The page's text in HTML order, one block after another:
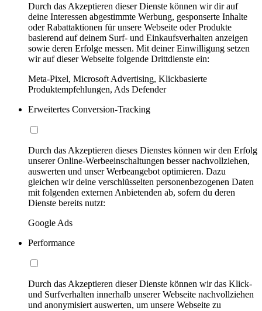
Durch das Akzeptieren dieser Dienste können wir dir auf
deine Interessen abgestimmte Werbung, gesponserte Inhalte
oder Rabattaktionen für unsere Webseite oder Produkte
basierend auf deinem Surf- und Einkaufsverhalten anzeigen
sowie deren Erfolge messen. Mit deiner Einwilligung setzen
wir auf dieser Webseite folgende Drittdienste ein:
Meta-Pixel, Microsoft Advertising, Klickbasierte
Produktempfehlungen, Ads Defender
Erweitertes Conversion-Tracking
Durch das Akzeptieren dieses Dienstes können wir den Erfolg
unserer Online-Werbeeinschaltungen besser nachvollziehen,
auswerten und unser Werbeangebot optimieren. Dazu
gleichen wir deine verschlüsselten personenbezogenen Daten
mit folgenden externen Anbietenden ab, sofern du deren
Dienste bereits nutzt:
Google Ads
Performance
Durch das Akzeptieren dieser Dienste können wir das Klick-
und Surfverhalten innerhalb unserer Webseite nachvollziehen
und anonymisiert auswerten, um unsere Webseite zu